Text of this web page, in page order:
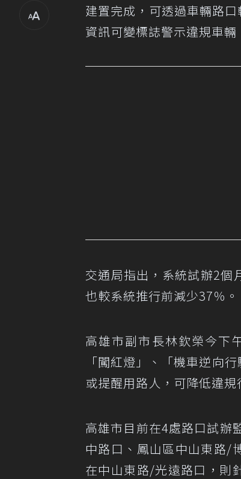
建置完成，可透過車輛路
資訊可變標誌警示違規車
交通局指出，系統試辦2個
也較系統推行前減少37％。
高雄市副市長林欽榮今下
「闖紅燈」、「機車逆向
或提醒用路人，可降低違規
高雄市目前在4處路口試辦
中路口、鳳山區中山東路/
在中山東路/光遠路口，則